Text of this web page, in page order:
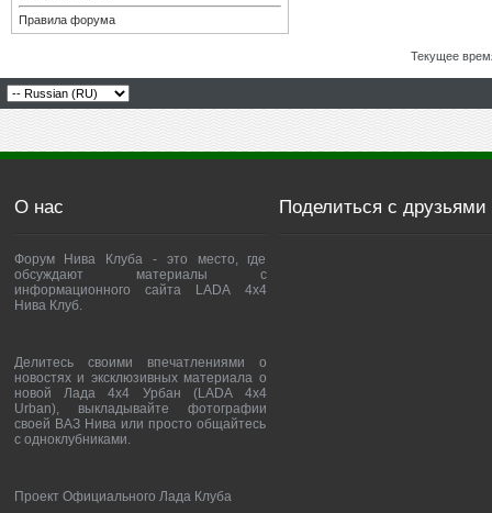
Правила форума
Текущее
О нас
Форум Нива Клуба - это место, где
обсуждают материалы с
информационного сайта LADA 4x4
Нива Клуб.
Делитесь своими впечатлениями о
новостях и эксклюзивных материала о
новой Лада 4х4 Урбан (LADA 4x4
Urban), выкладывайте фотографии
своей ВАЗ Нива или просто общайтесь
с одноклубниками.
Проект Официального Лада Клуба
Поделиться с друзьями